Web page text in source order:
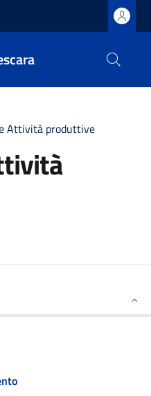
Attività produttive